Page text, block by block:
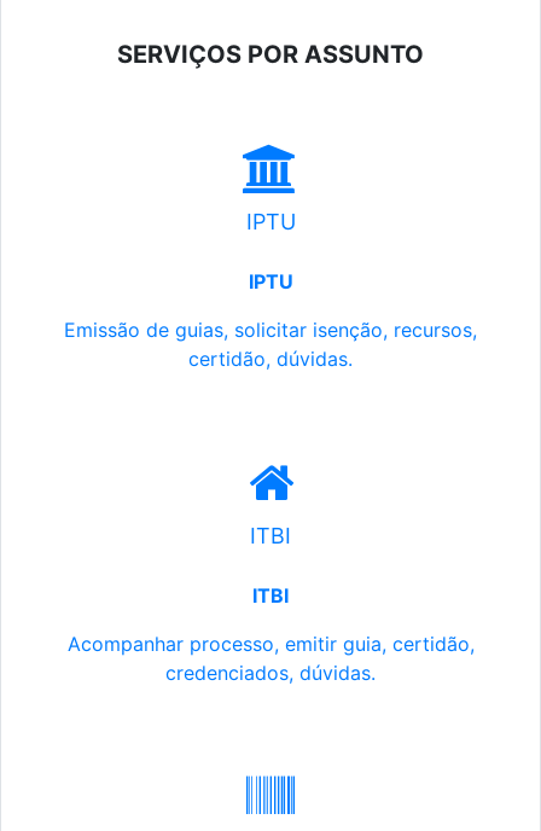
SERVIÇOS POR ASSUNTO
IPTU
IPTU
Emissão de guias, solicitar isenção, recursos,
certidão, dúvidas.
ITBI
ITBI
Acompanhar processo, emitir guia, certidão,
credenciados, dúvidas.